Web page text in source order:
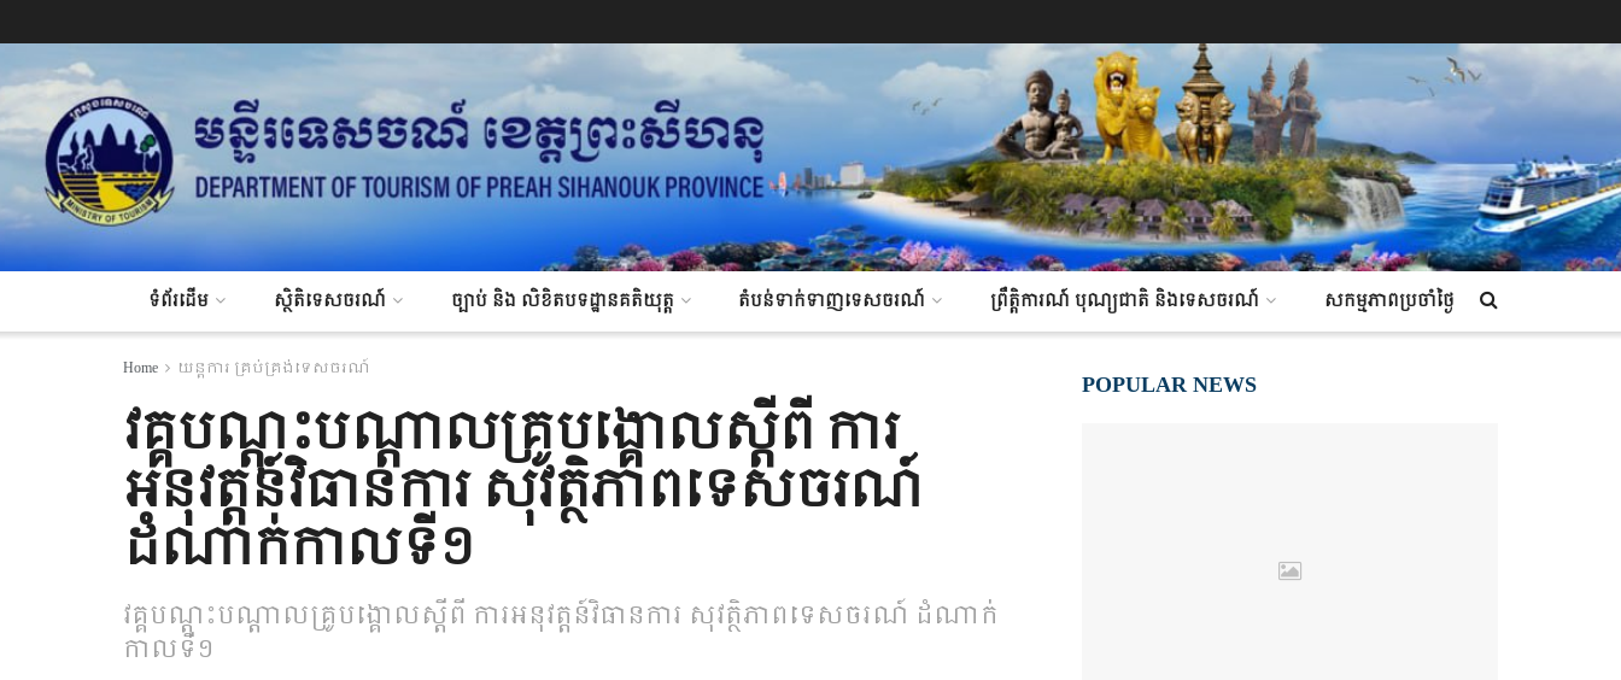
ទំព័រដើម ស្ថិតិទេសចរណ៍ ច្បាប់ និង លិខិតបទដ្ឋានគតិយុត្ត តំបន់ទាក់ទាញទេសចរណ៍ ព្រឹត្តិការណ៍ បុណ្យជាតិ និងទេសចរណ៍ សកម្មភាពប្រចាំថ្ងៃ
Home យន្តការ គ្រប់គ្រង់ទេសចរណ៍
វគ្គបណ្តុះបណ្តាលគ្រូបង្គោលស្តីពី ការ
អនុវត្តន៍វិធានការ សុវត្ថិភាពទេសចរណ៍
ដំណាក់កាលទី១
វគ្គបណ្តុះបណ្តាលគ្រូបង្គោលស្តីពី ការអនុវត្តន៍វិធានការ សុវត្ថិភាពទេសចរណ៍ ដំណាក់
កាលទី១
POPULAR NEWS